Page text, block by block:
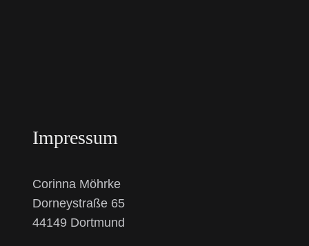
Impressum
Corinna Möhrke
Dorneystraße 65
44149 Dortmund